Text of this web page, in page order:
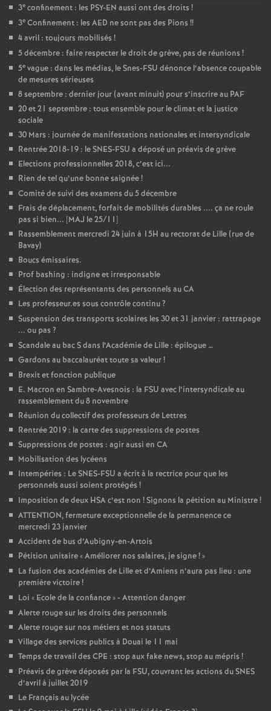
é
a
n
s
o
u
s
3e confinement : les PSY-EN aussi ont des droits !
3e Confinement : les AED ne sont pas des Pions !!
4 avril : toujours mobilisés !
5 décembre : faire respecter le droit de grève, pas de réunions !
5e vague : dans les médias, le Snes-FSU dénonce l’absence coupable
de mesures sérieuses
8 septembre : dernier jour (avant minuit) pour s’inscrire au PAF
20 et 21 septembre : tous ensemble pour le climat et la justice
sociale
30 Mars : journée de manifestations nationales et intersyndicale
Rentrée 2018-19 : le SNES-FSU a déposé un préavis de grève
Elections professionnelles 2018, c’est ici...
Rien de tel qu’une bonne saignée!
Comité de suivi des examens du 5 décembre
Frais de déplacement, forfait de mobilités durables .... ça ne roule
pas si bien... [MAJ le 25/11]
Rassemblement mercredi 24 juin à 15H au rectorat de Lille (rue de
Bavay)
Boucs émissaires.
Prof bashing : indigne et irresponsable
Élection des représentants des personnels au CA
Les professeur.es sous contrôle continu?
Suspension des transports scolaires les 30 et 31 janvier : rattrapage
... ou pas ?
Scandale au bac S dans l’Académie de Lille : épilogue …
Gardons au baccalauréat toute sa valeur!
Brexit et fonction publique
E. Macron en Sambre-Avesnois : la FSU avec l’intersyndicale au
rassemblement du 8 novembre
Réunion du collectif des professeurs de Lettres
Rentrée 2019 : la carte des suppressions de postes
Suppressions de postes : agir aussi en CA
Mobilisation des lycéens
Intempéries : Le SNES-FSU a écrit à la rectrice pour que les
personnels aussi soient protégés !
Imposition de deux HSA c’est non ! Signons la pétition au Ministre!
ATTENTION, fermeture exceptionnelle de la permanence ce
mercredi 23 janvier
Accident de bus d’Aubigny-en-Artois
Pétition unitaire «Améliorer nos salaires, je signe!»
La fusion des académies de Lille et d’Amiens n’aura pas lieu : une
première victoire!
Loi « Ecole de la confiance» - Attention danger
Alerte rouge sur les droits des personnels
Alerte rouge sur nos métiers et nos statuts
Village des services publics à Douai le 11 mai
Temps de travail des CPE : stop aux fake news, stop au mépris !
Préavis de grève déposés par la FSU, couvrant les actions du SNES
d’avril à juillet 2019
Le Français au lycée